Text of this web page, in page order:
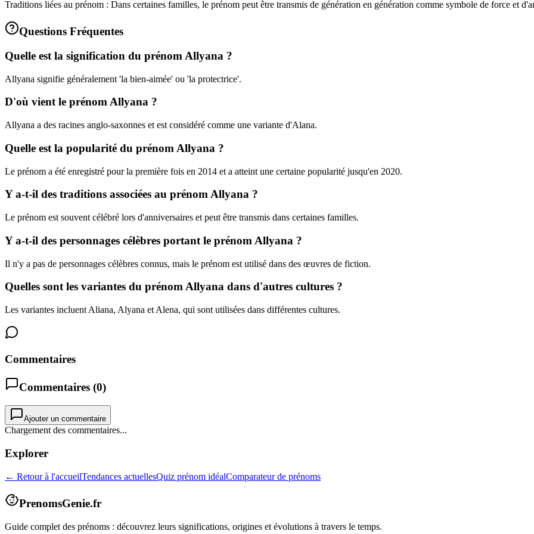
Traditions liées au prénom : Dans certaines familles, le prénom peut être transmis de génération en génération comme symbole de force et
Questions Fréquentes
Quelle est la signification du prénom Allyana ?
Allyana signifie généralement 'la bien-aimée' ou 'la protectrice'.
D'où vient le prénom Allyana ?
Allyana a des racines anglo-saxonnes et est considéré comme une variante d'Alana.
Quelle est la popularité du prénom Allyana ?
Le prénom a été enregistré pour la première fois en 2014 et a atteint une certaine popularité jusqu'en 2020.
Y a-t-il des traditions associées au prénom Allyana ?
Le prénom est souvent célébré lors d'anniversaires et peut être transmis dans certaines familles.
Y a-t-il des personnages célèbres portant le prénom Allyana ?
Il n'y a pas de personnages célèbres connus, mais le prénom est utilisé dans des œuvres de fiction.
Quelles sont les variantes du prénom Allyana dans d'autres cultures ?
Les variantes incluent Aliana, Alyana et Alena, qui sont utilisées dans différentes cultures.
Commentaires
Commentaires (0)
Ajouter un commentaire
Chargement des commentaires...
Explorer
← Retour à l'accueilTendances actuellesQuiz prénom idéalComparateur de prénoms
PrenomsGenie.fr
Guide complet des prénoms : découvrez leurs significations, origines et évolutions à travers le temps.